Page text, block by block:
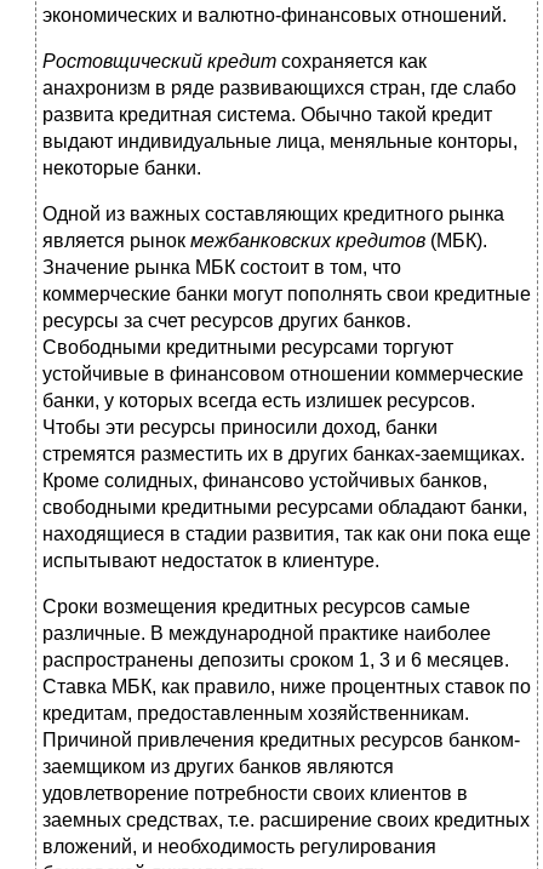
экономических и валютно-финансовых отношений.
Ростовщический кредит сохраняется как
анахронизм в ряде развивающихся стран, где слабо
развита кредитная система. Обычно такой кредит
выдают индивидуальные лица, меняльные конторы,
некоторые банки.
Одной из важных составляющих кредитного рынка
является рынок межбанковских кредитов (МБК).
Значение рынка МБК состоит в том, что
коммерческие банки могут пополнять свои кредитные
ресурсы за счет ресурсов других банков.
Свободными кредитными ресурсами торгуют
устойчивые в финансовом отношении коммерческие
банки, у которых всегда есть излишек ресурсов.
Чтобы эти ресурсы приносили доход, банки
стремятся разместить их в других банках-заемщиках.
Кроме солидных, финансово устойчивых банков,
свободными кредитными ресурсами обладают банки,
находящиеся в стадии развития, так как они пока еще
испытывают недостаток в клиентуре.
Сроки возмещения кредитных ресурсов самые
различные. В международной практике наиболее
распространены депозиты сроком 1, 3 и 6 месяцев.
Ставка МБК, как правило, ниже процентных ставок по
кредитам, предоставленным хозяйственникам.
Причиной привлечения кредитных ресурсов банком-
заемщиком из других банков являются
удовлетворение потребности своих клиентов в
заемных средствах, т.е. расширение своих кредитных
вложений, и необходимость регулирования